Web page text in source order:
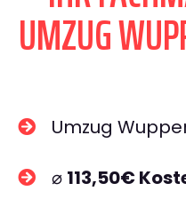
UMZUG
Umzug
⌀ 113,50€